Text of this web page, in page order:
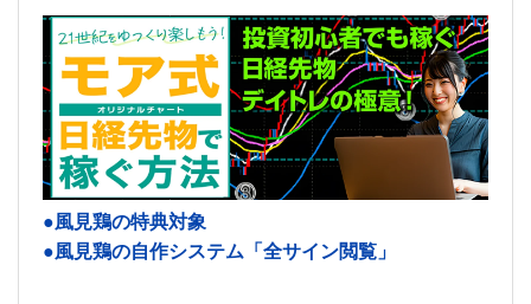
●風見鶏の特典対象
●風見鶏の自作システム「全サイン閲覧」